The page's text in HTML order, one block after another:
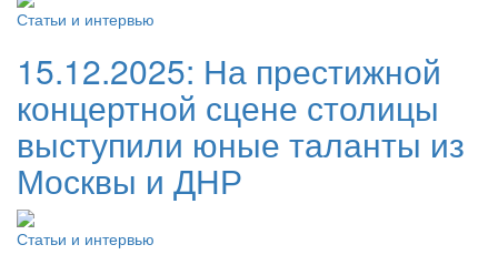
Статьи и интервью
15.12.2025: На престижной
концертной сцене столицы
выступили юные таланты из
Москвы и ДНР
Статьи и интервью